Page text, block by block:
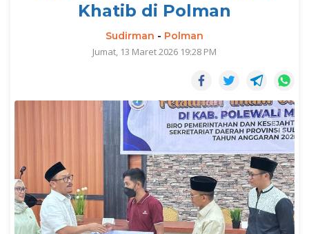
Khatib di Polman
Sudirman - Polman
Jumat, 13 Maret 2026 19:28 PM